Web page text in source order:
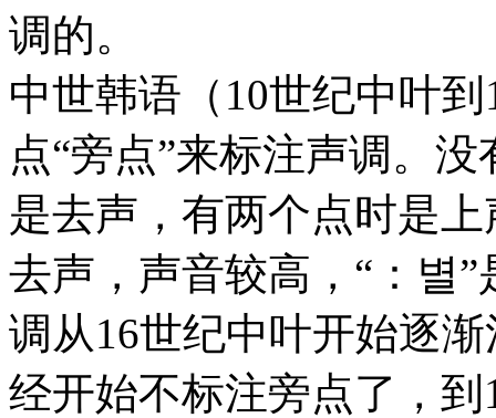
调的。
中世韩语（10世纪中叶
点“旁点”来标注声调。
是去声，有两个点时是上
去声，声音较高，“：별
调从16世纪中叶开始逐
经开始不标注旁点了，